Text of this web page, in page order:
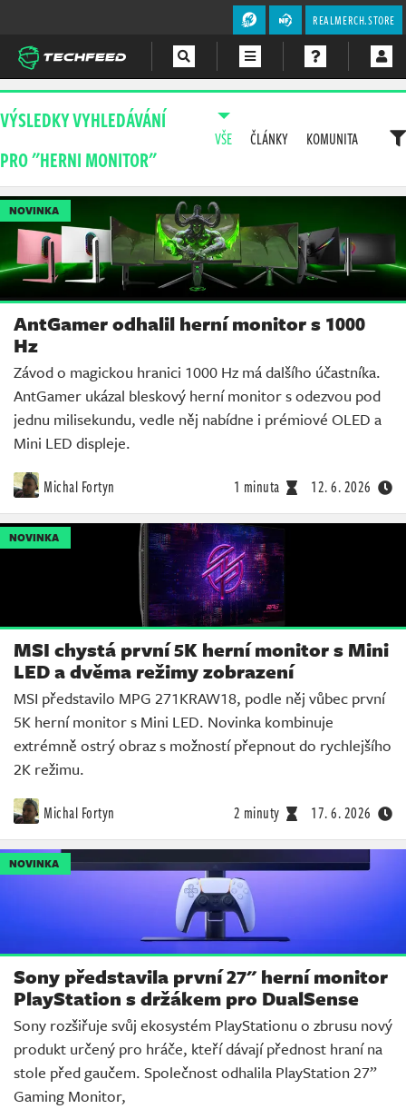
REALMERCH.STORE
Magazín
Videa
Soutěže
VÝSLEDKY VYHLEDÁVÁNÍ
PRO "HERNI MONITOR"
VŠE ČLÁNKY KOMUNITA
NOVINKA
AntGamer odhalil herní monitor s 1000
Hz
Závod o magickou hranici 1000 Hz má dalšího účastníka.
AntGamer ukázal bleskový herní monitor s odezvou pod
jednu milisekundu, vedle něj nabídne i prémiové OLED a
Mini LED displeje.
Michal Fortyn 1 minuta 12. 6. 2026
NOVINKA
MSI chystá první 5K herní monitor s Mini
LED a dvěma režimy zobrazení
MSI představilo MPG 271KRAW18, podle něj vůbec první
5K herní monitor s Mini LED. Novinka kombinuje
extrémně ostrý obraz s možností přepnout do rychlejšího
2K režimu.
Michal Fortyn 2 minuty 17. 6. 2026
NOVINKA
Sony představila první 27" herní monitor
PlayStation s držákem pro DualSense
Sony rozšiřuje svůj ekosystém PlayStationu o zbrusu nový
produkt určený pro hráče, kteří dávají přednost hraní na
stole před gaučem. Společnost odhalila PlayStation 27”
Gaming Monitor,